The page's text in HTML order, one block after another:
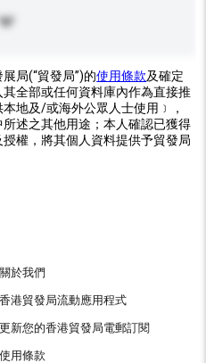
局(“貿發局”)的使用條款及確定
全部或任何資料庫內作為直接推
地及/或海外公眾人士使用﹞，
所述之其他用途；本人確認已獲得
權，將其個人資料提供予貿發局
關於我們
香港貿發局流動應用程式
更新您的香港貿發局電郵訂閱
使用條款